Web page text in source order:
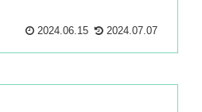
2024.06.15 2024.07.07